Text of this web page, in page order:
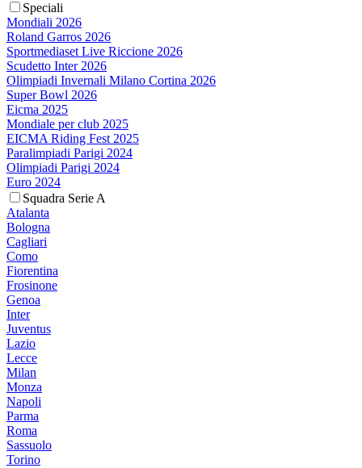
Speciali
Mondiali 2026
Roland Garros 2026
Sportmediaset Live Riccione 2026
Scudetto Inter 2026
Olimpiadi Invernali Milano Cortina 2026
Super Bowl 2026
Eicma 2025
Mondiale per club 2025
EICMA Riding Fest 2025
Paralimpiadi Parigi 2024
Olimpiadi Parigi 2024
Euro 2024
Squadra Serie A
Atalanta
Bologna
Cagliari
Como
Fiorentina
Frosinone
Genoa
Inter
Juventus
Lazio
Lecce
Milan
Monza
Napoli
Parma
Roma
Sassuolo
Torino